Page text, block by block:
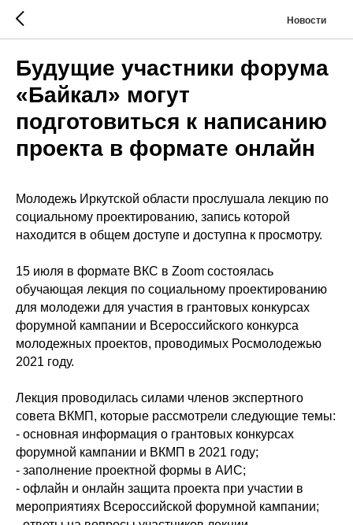
Новости
Будущие участники форума
«Байкал» могут
подготовиться к написанию
проекта в формате онлайн
Молодежь Иркутской области прослушала лекцию по
социальному проектированию, запись которой
находится в общем доступе и доступна к просмотру.
15 июля в формате ВКС в Zoom состоялась
обучающая лекция по социальному проектированию
для молодежи для участия в грантовых конкурсах
форумной кампании и Всероссийского конкурса
молодежных проектов, проводимых Росмолодежью
2021 году.
Лекция проводилась силами членов экспертного
совета ВКМП, которые рассмотрели следующие темы:
- основная информация о грантовых конкурсах
форумной кампании и ВКМП в 2021 году;
- заполнение проектной формы в АИС;
- офлайн и онлайн защита проекта при участии в
мероприятиях Всероссийской форумной кампании;